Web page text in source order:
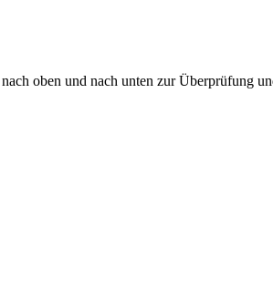
oben und nach unten zur Überprüfung